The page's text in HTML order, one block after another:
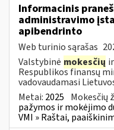
Informacinis
administravimo
apibendrinto
Web turinio sąrašas
Valstybinė mokesčių
Respublikos finansų
vadovaudamasi
Metai: 2025 Mokesčių
pažymos ir mokėjimo
VMI » Raštai,